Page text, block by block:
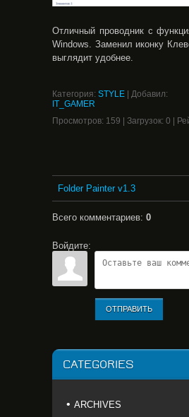
Отличный проводник с
Windows. Заменил иконку
выглядит удобнее.
Категория: STYLE Добавил:
IT_GAMER
Просмотров: 159 Загрузок: 0
Folder Painter v1.3
Всего комментариев: 0
Войдите:
ОТПРАВИТЬ
CATEGORIES
ARCHIVES